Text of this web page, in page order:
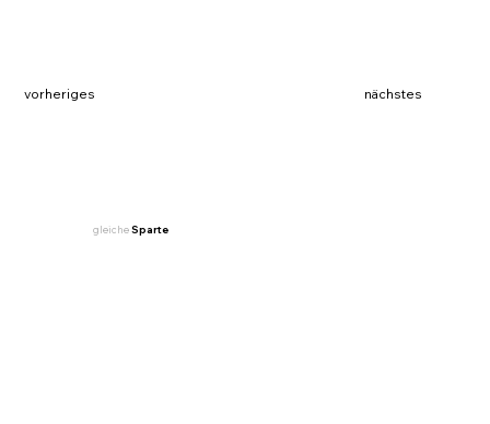
nächstes
vorheriges
gleicheSparte